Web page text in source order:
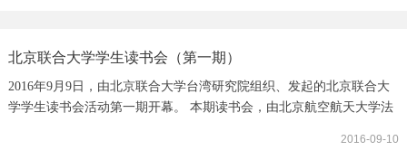
北京联合大学学生读书会（第一期）
2016年9月9日，由北京联合大学台湾研究院组织、发起的北京联合大
学学生读书会活动第一期开幕。 本期读书会，由北京航空航天大学法
2016-09-10